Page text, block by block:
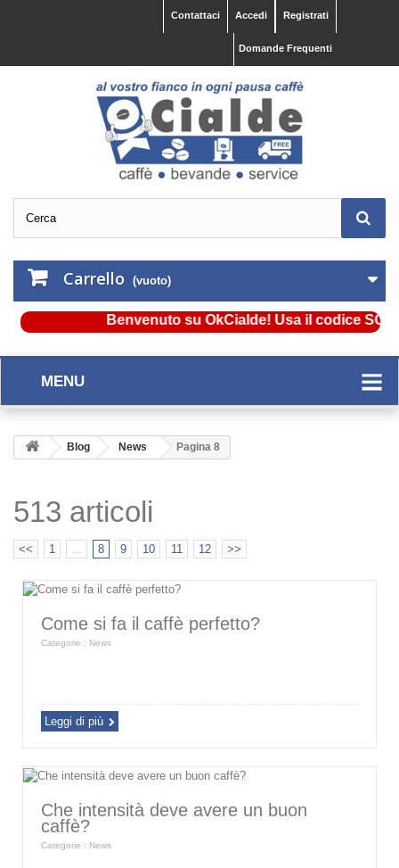
Registrati
Accedi
Contattaci
Domande Frequenti
Carrello (vuoto)
Benvenuto su OkCialde! Usa il codice
MENU
Blog News Pagina 8
513 articoli
<< 1 ... 8 9 10 11 12 >>
Come si fa il caffè perfetto?
Categorie : News
Leggi di più
Che intensità deve avere un buon
caffè?
Categorie : News